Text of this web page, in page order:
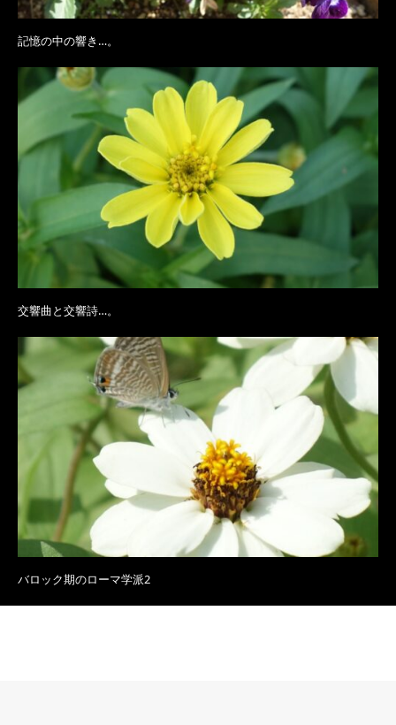
記憶の中の響き…。
交響曲と交響詩…。
バロック期のローマ学派2